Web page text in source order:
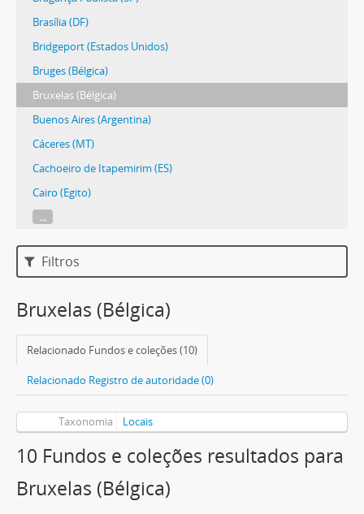
Brasília (DF)
Bridgeport (Estados Unidos)
Bruges (Bélgica)
Bruxelas (Bélgica)
Buenos Aires (Argentina)
Cáceres (MT)
Cachoeiro de Itapemirim (ES)
Cairo (Egito)
...
Filtros
Bruxelas (Bélgica)
Relacionado Fundos e coleções (10)
Relacionado Registro de autoridade (0)
Taxonomia Locais
10 Fundos e coleções resultados para
Bruxelas (Bélgica)